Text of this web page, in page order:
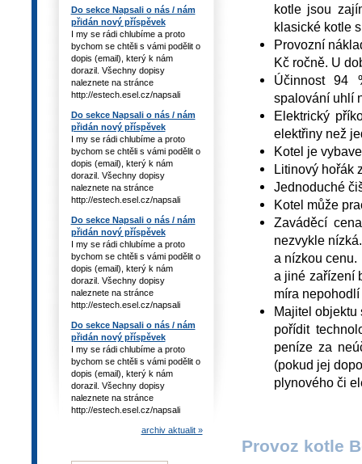
Do sekce Napsali o nás / nám
přidán nový příspěvek
I my se rádi chlubíme a proto
bychom se chtěli s vámi podělit o
dopis (email), který k nám
dorazil. Všechny dopisy
naleznete na stránce
http://estech.esel.cz/napsali
Do sekce Napsali o nás / nám
přidán nový příspěvek
I my se rádi chlubíme a proto
bychom se chtěli s vámi podělit o
dopis (email), který k nám
dorazil. Všechny dopisy
naleznete na stránce
http://estech.esel.cz/napsali
Do sekce Napsali o nás / nám
přidán nový příspěvek
I my se rádi chlubíme a proto
bychom se chtěli s vámi podělit o
dopis (email), který k nám
dorazil. Všechny dopisy
naleznete na stránce
http://estech.esel.cz/napsali
Do sekce Napsali o nás / nám
přidán nový příspěvek
I my se rádi chlubíme a proto
bychom se chtěli s vámi podělit o
dopis (email), který k nám
dorazil. Všechny dopisy
naleznete na stránce
http://estech.esel.cz/napsali
archiv aktualit »
kotle jsou
klasické kotle
Provozní
Kč ročně. U
Účinnost 94
spalování uhlí
Elektrický
elektřiny než
Kotel je
Litinový hořák
Jednoduché
Kotel může
Zaváděcí
nezvykle
a nízkou
a jiné zařízení
míra
Majitel
pořídit
peníze za
(pokud jej
plynového či
Provoz kotle